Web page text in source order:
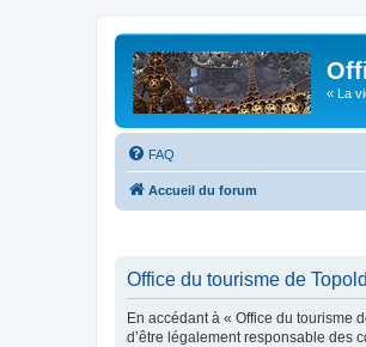
« La
FAQ
Accueil du forum
Office du tourisme de
En accédant à « Office du tourisme
d’être légalement responsable des